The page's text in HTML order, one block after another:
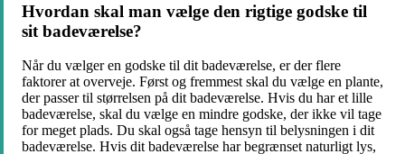
Hvordan skal man vælge den rigtige godske til
sit badeværelse?
Når du vælger en godske til dit badeværelse, er der flere
faktorer at overveje. Først og fremmest skal du vælge en plante,
der passer til størrelsen på dit badeværelse. Hvis du har et lille
badeværelse, skal du vælge en mindre godske, der ikke vil tage
for meget plads. Du skal også tage hensyn til belysningen i dit
badeværelse. Hvis dit badeværelse har begrænset naturligt lys,